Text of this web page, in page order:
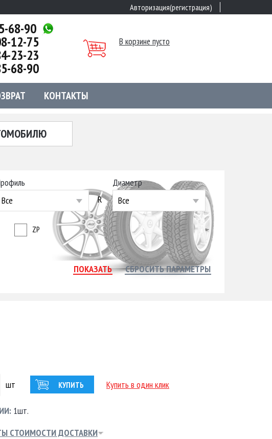
Авторизация(регистрация)
68-90
12-75
23-23
68-90
В корзине пусто
КОНТАКТЫ
Все
R
Диаметр
Все
ZP
шт КУПИТЬ Купить в один клик
1шт.
СТОИМОСТИ ДОСТАВКИ